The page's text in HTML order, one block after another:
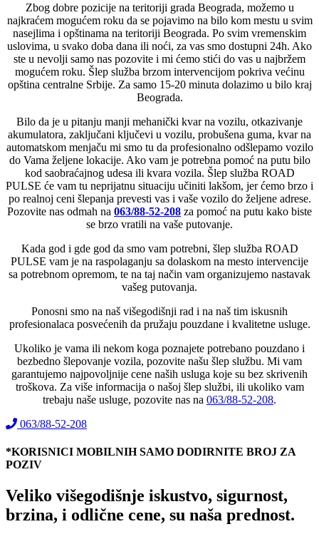
Zbog dobre pozicije na teritoriji grada Beograda, možemo u
najkraćem mogućem roku da se pojavimo na bilo kom mestu u svim
nasejlima i opštinama na teritoriji Beograda. Po svim vremenskim
uslovima, u svako doba dana ili noći, za vas smo dostupni 24h. Ako
ste u nevolji samo nas pozovite i mi ćemo stići do vas u najbržem
mogućem roku. Šlep služba brzom intervencijom pokriva većinu
opština centralne Srbije. Za samo 15-20 minuta dolazimo u bilo kraj
Beograda.
Bilo da je u pitanju manji mehanički kvar na vozilu, otkazivanje
akumulatora, zaključani ključevi u vozilu, probušena guma, kvar na
automatskom menjaču mi smo tu da profesionalno odšlepamo vozilo
do Vama željene lokacije. Ako vam je potrebna pomoć na putu bilo
kod saobraćajnog udesa ili kvara vozila. Šlep služba ROAD
PULSE će vam tu neprijatnu situaciju učiniti lakšom, jer ćemo brzo i
po realnoj ceni šlepanja prevesti vas i vaše vozilo do željene adrese.
Pozovite nas odmah na 063/88-52-208 za pomoć na putu kako biste
se brzo vratili na vaše putovanje.
Kada god i gde god da smo vam potrebni, šlep služba ROAD
PULSE vam je na raspolaganju sa dolaskom na mesto intervencije
sa potrebnom opremom, te na taj način vam organizujemo nastavak
vašeg putovanja.
Ponosni smo na naš višegodišnji rad i na naš tim iskusnih
profesionalaca posvećenih da pružaju pouzdane i kvalitetne usluge.
Ukoliko je vama ili nekom koga poznajete potrebano pouzdano i
bezbedno šlepovanje vozila, pozovite našu šlep službu. Mi vam
garantujemo najpovoljnije cene naših usluga koje su bez skrivenih
troškova. Za više informacija o našoj šlep službi, ili ukoliko vam
trebaju naše usluge, pozovite nas na 063/88-52-208.
063/88-52-208
*KORISNICI MOBILNIH SAMO DODIRNITE BROJ ZA
POZIV
Veliko višegodišnje iskustvo, sigurnost,
brzina, i odlične cene, su naša prednost.